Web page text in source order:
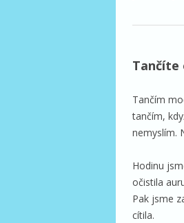
Tančíte
Tančím
tančím,
nemyslím.
Hodinu
očistila
Pak jsme
cítila.